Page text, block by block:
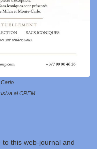
Carlo
al CREM
to this web-journal and